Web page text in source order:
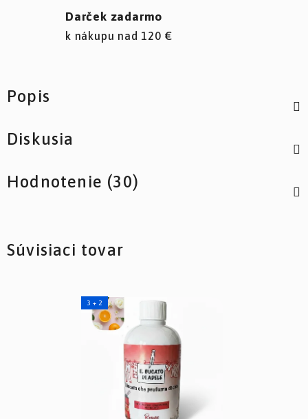
Darček zadarmo
k nákupu nad 120 €
Popis
Diskusia
Hodnotenie (30)
Súvisiaci tovar
3 + 2